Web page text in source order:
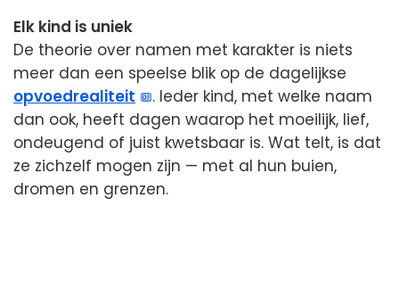
Elk kind is uniek
De theorie over namen met karakter is niets
meer dan een speelse blik op de dagelijkse
opvoedrealiteit
. Ieder kind, met welke naam
dan ook, heeft dagen waarop het moeilijk, lief,
ondeugend of juist kwetsbaar is. Wat telt, is dat
ze zichzelf mogen zijn — met al hun buien,
dromen en grenzen.